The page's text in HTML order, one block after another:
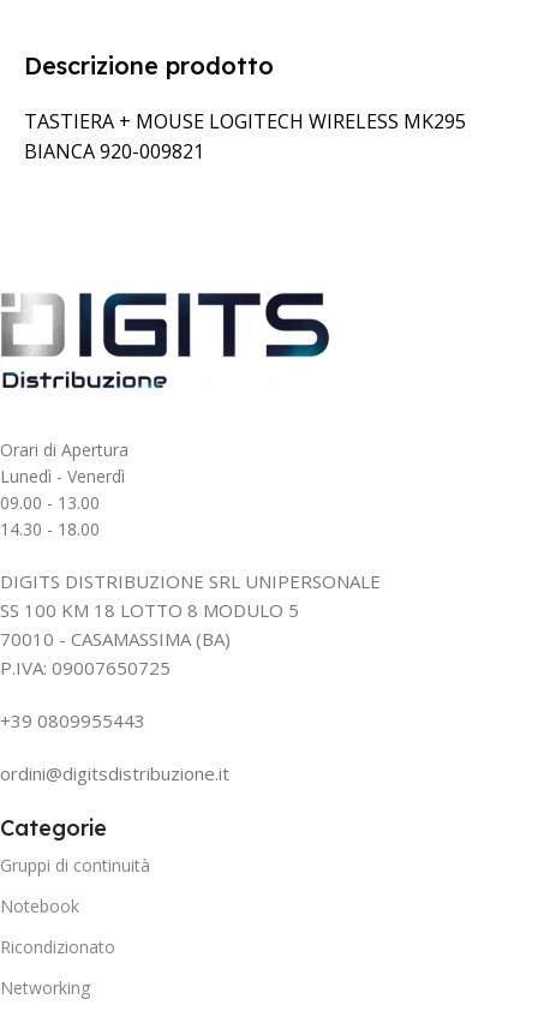
Descrizione prodotto
TASTIERA + MOUSE LOGITECH WIRELESS MK295
BIANCA 920-009821
Orari di Apertura
Lunedì - Venerdì
09.00 - 13.00
14.30 - 18.00
DIGITS DISTRIBUZIONE SRL UNIPERSONALE
SS 100 KM 18 LOTTO 8 MODULO 5
70010 - CASAMASSIMA (BA)
P.IVA: 09007650725
+39 0809955443
ordini@digitsdistribuzione.it
Categorie
Gruppi di continuità
Notebook
Ricondizionato
Networking